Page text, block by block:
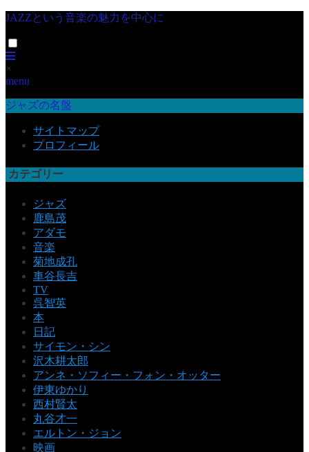
JAZZという音楽の魅力を中心に
×
menu
ジャズの名盤
サイトマップ
プロフィール
カテゴリー
ジャズ
鹿島茂
アダモ
音楽
菊地成孔
車谷長吉
TV
呉智英
本
日記
サイモン・シン
沢木耕太郎
アンネ・ソフィー・フォン・オッター
伊東ゆかり
西村賢太
丸谷才一
エルトン・ジョン
映画